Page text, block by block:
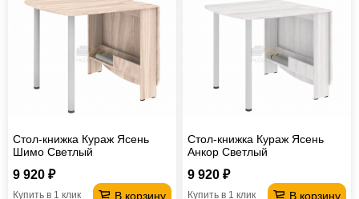
Стол-книжка Кураж Ясень
Шимо Светлый
9 920 ₽
В корзину
Купить в 1 клик
Стол-книжка Кураж Ясень
Анкор Светлый
9 920 ₽
В корзину
Купить в 1 клик